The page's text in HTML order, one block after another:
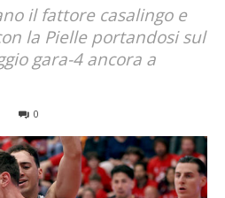
il fattore casalingo e
la Pielle portandosi sul
gara-4 ancora a
0